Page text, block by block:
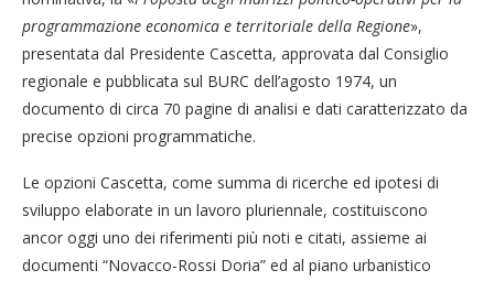
programmazione economica e territoriale della Regione»,
presentata dal Presidente Cascetta, approvata dal Consiglio
regionale e pubblicata sul BURC dell’agosto 1974, un
documento di circa 70 pagine di analisi e dati caratterizzato da
precise opzioni programmatiche.
Le opzioni Cascetta, come summa di ricerche ed ipotesi di
sviluppo elaborate in un lavoro pluriennale, costituiscono
ancor oggi uno dei riferimenti più noti e citati, assieme ai
documenti “Novacco-Rossi Doria” ed al piano urbanistico